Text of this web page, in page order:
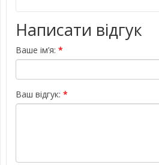
Написати відгук
Ваше ім’я:
Ваш відгук: